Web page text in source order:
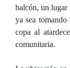
balcón, un lugar
ya sea
copa al
comunitaria.